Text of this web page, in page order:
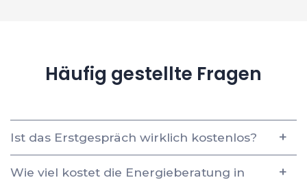
Häufig gestellte Fragen
Ist das Erstgespräch wirklich kostenlos?
Wie viel kostet die Energieberatung in